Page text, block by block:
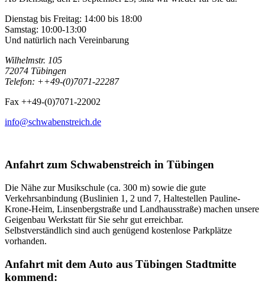
Dienstag bis Freitag: 14:00 bis 18:00
Samstag: 10:00-13:00
Und natürlich nach Vereinbarung
Wilhelmstr. 105
72074 Tübingen
Telefon: ++49-(0)7071-22287
Fax ++49-(0)7071-22002
info@schwabenstreich.de
Anfahrt zum Schwabenstreich in Tübingen
Die Nähe zur Musikschule (ca. 300 m) sowie die gute
Verkehrsanbindung (Buslinien 1, 2 und 7, Haltestellen Pauline-
Krone-Heim, Linsenbergstraße und Landhausstraße) machen unsere
Geigenbau Werkstatt für Sie sehr gut erreichbar.
Selbstverständlich sind auch genügend kostenlose Parkplätze
vorhanden.
Anfahrt mit dem Auto aus Tübingen Stadtmitte
kommend: